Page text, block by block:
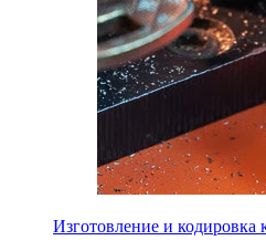
Изготовление и